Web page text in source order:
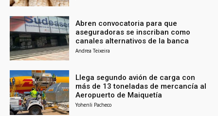
Abren convocatoria para que
aseguradoras se inscriban como
canales alternativos de la banca
Andrea Teixeira
Llega segundo avión de carga con
más de 13 toneladas de mercancía al
Aeropuerto de Maiquetía
Yohenli Pacheco